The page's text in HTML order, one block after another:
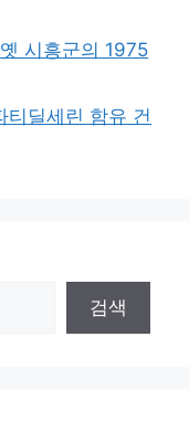
시흥군의 1975
딜세린 함유 건
검색